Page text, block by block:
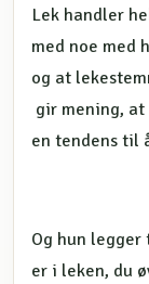
Lek handler
med noe med
og at
gir mening, at
en tendens til
Og hun
er i leken, du